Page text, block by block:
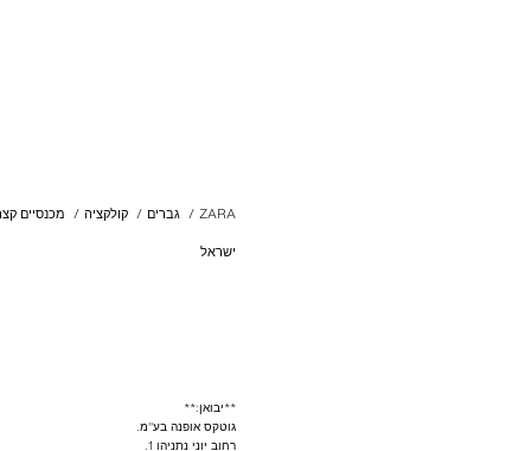
ZARA
/ גברים / קולקציה / מכנסיים
ישראל
**יבואן:**
גוטקס אופנה בע"מ.
רחוב יוני נתניהו 1.